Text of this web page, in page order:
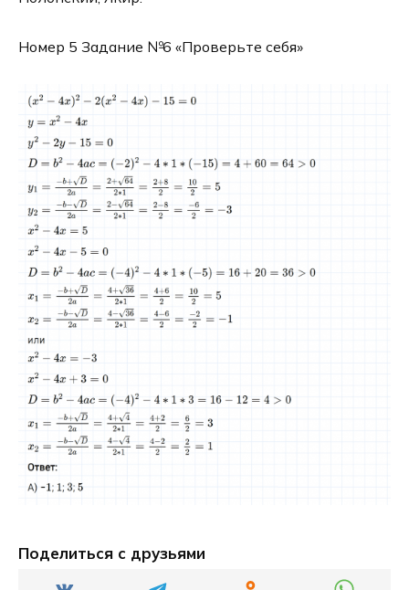
Номер 5 Задание №6 «Проверьте себя»
Поделиться с друзьями